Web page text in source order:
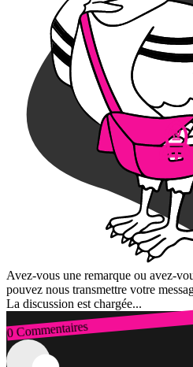
Avez-vous une remarque ou avez-
pouvez nous transmettre votre
La discussion est chargée...
0 Commentaires
Connexion